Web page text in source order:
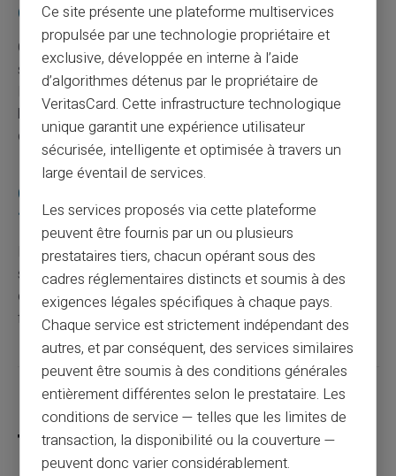
Que faire après avoir fait opposition ?
Changez vos identifiants de connexion pour tous les
services bancaires concernés. Investissez dans un
logiciel antivirus et consultez régulièrement votre
banque pour obtenir des mises à jour sur leur politique
de sécurité.
Comment se prémunir contre le hameçonnage
?
Restez toujours vigilant face aux e-mails et SMS
suspects demandant des informations personnelles. Ne
cliquez pas sur les liens non vérifiés. Installez bien un
filtre anti-spam pour bloquer les tentatives connues.
Partager cet article
Ce site présente une plateforme multiservices
propulsée par une technologie propriétaire et
exclusive, développée en interne à l’aide
d’algorithmes détenus par le propriétaire de
VeritasCard. Cette infrastructure technologique
unique garantit une expérience utilisateur
sécurisée, intelligente et optimisée à travers un
large éventail de services.
Les services proposés via cette plateforme
peuvent être fournis par un ou plusieurs
prestataires tiers, chacun opérant sous des
cadres réglementaires distincts et soumis à des
exigences légales spécifiques à chaque pays.
Chaque service est strictement indépendant des
autres, et par conséquent, des services similaires
peuvent être soumis à des conditions générales
entièrement différentes selon le prestataire. Les
conditions de service — telles que les limites de
transaction, la disponibilité ou la couverture —
peuvent donc varier considérablement.